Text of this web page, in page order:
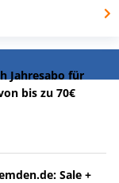
Jahresabo für
bis zu 70€
Sale +